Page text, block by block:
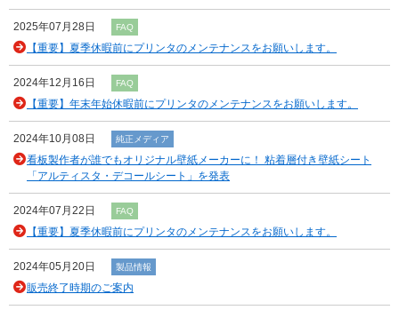
2025年07月28日 FAQ
【重要】夏季休暇前にプリンタのメンテナンスをお願いします。
2024年12月16日 FAQ
【重要】年末年始休暇前にプリンタのメンテナンスをお願いします。
2024年10月08日 純正メディア
看板製作者が誰でもオリジナル壁紙メーカーに！ 粘着層付き壁紙シート
「アルティスタ・デコールシート」を発表
2024年07月22日 FAQ
【重要】夏季休暇前にプリンタのメンテナンスをお願いします。
2024年05月20日 製品情報
販売終了時期のご案内